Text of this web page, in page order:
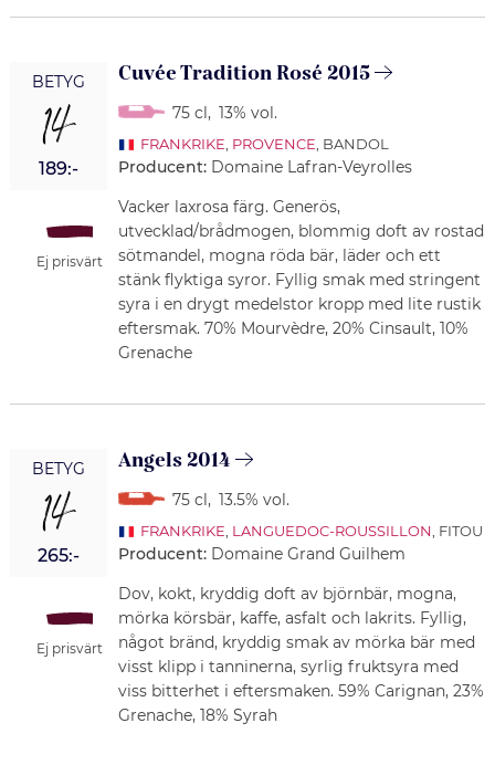
BETYG
14
189:-
Ej prisvärt
Cuvée Tradition Rosé 2015
75 cl, 13% vol.
FRANKRIKE PROVENCE , BANDOL
Producent: Domaine Lafran-Veyrolles
Vacker laxrosa färg. Generös,
utvecklad/brådmogen, blommig doft av rostad
sötmandel, mogna röda bär, läder och ett
stänk flyktiga syror. Fyllig smak med stringent
syra i en drygt medelstor kropp med lite rustik
eftersmak. 70% Mourvèdre, 20% Cinsault, 10%
Grenache
BETYG
14
265:-
Ej prisvärt
Angels 2014
75 cl, 13.5% vol.
FRANKRIKE LANGUEDOC-ROUSSILLON , FITOU
Producent: Domaine Grand Guilhem
Dov, kokt, kryddig doft av björnbär, mogna,
mörka körsbär, kaffe, asfalt och lakrits. Fyllig,
något bränd, kryddig smak av mörka bär med
visst klipp i tanninerna, syrlig fruktsyra med
viss bitterhet i eftersmaken. 59% Carignan, 23%
Grenache, 18% Syrah